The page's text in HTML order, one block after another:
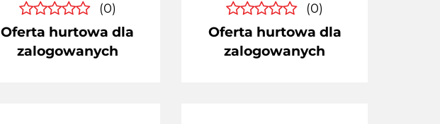
(0)
Oferta hurtowa dla
zalogowanych
(0)
Oferta hurtowa dla
zalogowanych